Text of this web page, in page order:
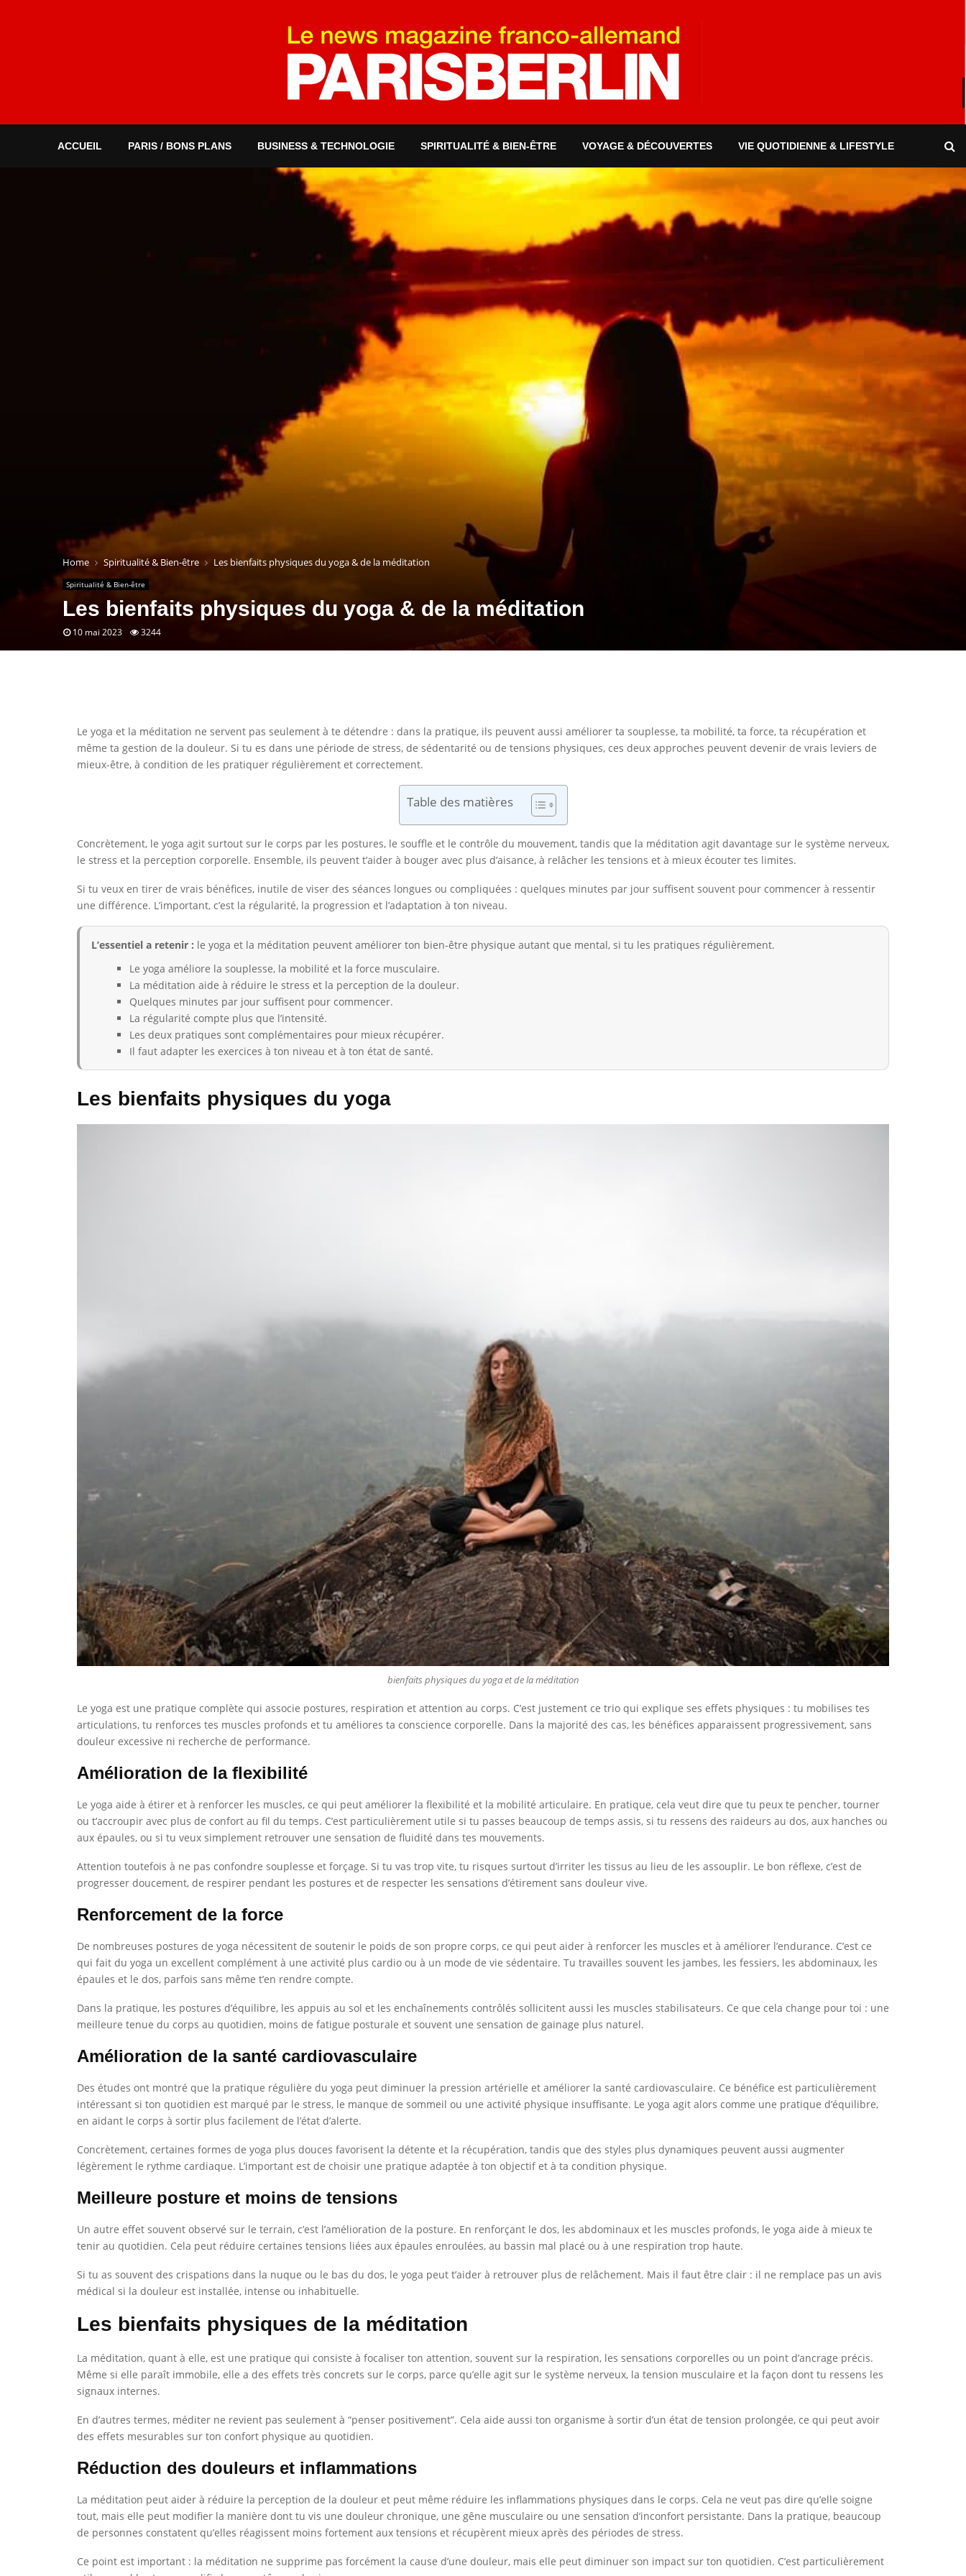
ACCUEIL PARIS / BONS PLANS BUSINESS & TECHNOLOGIE SPIRITUALITÉ & BIEN-ÊTRE VOYAGE & DÉCOUVERTES VIE QUOTIDIENNE & LIFESTYLE
Home Spiritualité & Bien-être Les bienfaits physiques du yoga & de la méditation
Spiritualité & Bien-être
Les bienfaits physiques du yoga & de la méditation
10 mai 2023 3244
Le yoga et la méditation ne servent pas seulement à te détendre : dans la pratique, ils peuvent aussi améliorer ta souplesse, ta mobilité, ta force, ta récupération et
même ta gestion de la douleur. Si tu es dans une période de stress, de sédentarité ou de tensions physiques, ces deux approches peuvent devenir de vrais leviers de
mieux-être, à condition de les pratiquer régulièrement et correctement.
Table des matières
Concrètement, le yoga agit surtout sur le corps par les postures, le souffle et le contrôle du mouvement, tandis que la méditation agit davantage sur le système nerveux,
le stress et la perception corporelle. Ensemble, ils peuvent t’aider à bouger avec plus d’aisance, à relâcher les tensions et à mieux écouter tes limites.
Si tu veux en tirer de vrais bénéfices, inutile de viser des séances longues ou compliquées : quelques minutes par jour suffisent souvent pour commencer à ressentir
une différence. L’important, c’est la régularité, la progression et l’adaptation à ton niveau.
L’essentiel a retenir : le yoga et la méditation peuvent améliorer ton bien-être physique autant que mental, si tu les pratiques régulièrement.
Le yoga améliore la souplesse, la mobilité et la force musculaire.
La méditation aide à réduire le stress et la perception de la douleur.
Quelques minutes par jour suffisent pour commencer.
La régularité compte plus que l’intensité.
Les deux pratiques sont complémentaires pour mieux récupérer.
Il faut adapter les exercices à ton niveau et à ton état de santé.
Les bienfaits physiques du yoga
bienfaits physiques du yoga et de la méditation
Le yoga est une pratique complète qui associe postures, respiration et attention au corps. C’est justement ce trio qui explique ses effets physiques : tu mobilises tes
articulations, tu renforces tes muscles profonds et tu améliores ta conscience corporelle. Dans la majorité des cas, les bénéfices apparaissent progressivement, sans
douleur excessive ni recherche de performance.
Amélioration de la flexibilité
Le yoga aide à étirer et à renforcer les muscles, ce qui peut améliorer la flexibilité et la mobilité articulaire. En pratique, cela veut dire que tu peux te pencher, tourner
ou t’accroupir avec plus de confort au fil du temps. C’est particulièrement utile si tu passes beaucoup de temps assis, si tu ressens des raideurs au dos, aux hanches ou
aux épaules, ou si tu veux simplement retrouver une sensation de fluidité dans tes mouvements.
Attention toutefois à ne pas confondre souplesse et forçage. Si tu vas trop vite, tu risques surtout d’irriter les tissus au lieu de les assouplir. Le bon réflexe, c’est de
progresser doucement, de respirer pendant les postures et de respecter les sensations d’étirement sans douleur vive.
Renforcement de la force
De nombreuses postures de yoga nécessitent de soutenir le poids de son propre corps, ce qui peut aider à renforcer les muscles et à améliorer l’endurance. C’est ce
qui fait du yoga un excellent complément à une activité plus cardio ou à un mode de vie sédentaire. Tu travailles souvent les jambes, les fessiers, les abdominaux, les
épaules et le dos, parfois sans même t’en rendre compte.
Dans la pratique, les postures d’équilibre, les appuis au sol et les enchaînements contrôlés sollicitent aussi les muscles stabilisateurs. Ce que cela change pour toi : une
meilleure tenue du corps au quotidien, moins de fatigue posturale et souvent une sensation de gainage plus naturel.
Amélioration de la santé cardiovasculaire
Des études ont montré que la pratique régulière du yoga peut diminuer la pression artérielle et améliorer la santé cardiovasculaire. Ce bénéfice est particulièrement
intéressant si ton quotidien est marqué par le stress, le manque de sommeil ou une activité physique insuffisante. Le yoga agit alors comme une pratique d’équilibre,
en aidant le corps à sortir plus facilement de l’état d’alerte.
Concrètement, certaines formes de yoga plus douces favorisent la détente et la récupération, tandis que des styles plus dynamiques peuvent aussi augmenter
légèrement le rythme cardiaque. L’important est de choisir une pratique adaptée à ton objectif et à ta condition physique.
Meilleure posture et moins de tensions
Un autre effet souvent observé sur le terrain, c’est l’amélioration de la posture. En renforçant le dos, les abdominaux et les muscles profonds, le yoga aide à mieux te
tenir au quotidien. Cela peut réduire certaines tensions liées aux épaules enroulées, au bassin mal placé ou à une respiration trop haute.
Si tu as souvent des crispations dans la nuque ou le bas du dos, le yoga peut t’aider à retrouver plus de relâchement. Mais il faut être clair : il ne remplace pas un avis
médical si la douleur est installée, intense ou inhabituelle.
Les bienfaits physiques de la méditation
La méditation, quant à elle, est une pratique qui consiste à focaliser ton attention, souvent sur la respiration, les sensations corporelles ou un point d’ancrage précis.
Même si elle paraît immobile, elle a des effets très concrets sur le corps, parce qu’elle agit sur le système nerveux, la tension musculaire et la façon dont tu ressens les
signaux internes.
En d’autres termes, méditer ne revient pas seulement à “penser positivement”. Cela aide aussi ton organisme à sortir d’un état de tension prolongée, ce qui peut avoir
des effets mesurables sur ton confort physique au quotidien.
Réduction des douleurs et inflammations
La méditation peut aider à réduire la perception de la douleur et peut même réduire les inflammations physiques dans le corps. Cela ne veut pas dire qu’elle soigne
tout, mais elle peut modifier la manière dont tu vis une douleur chronique, une gêne musculaire ou une sensation d’inconfort persistante. Dans la pratique, beaucoup
de personnes constatent qu’elles réagissent moins fortement aux tensions et récupèrent mieux après des périodes de stress.
Ce point est important : la méditation ne supprime pas forcément la cause d’une douleur, mais elle peut diminuer son impact sur ton quotidien. C’est particulièrement